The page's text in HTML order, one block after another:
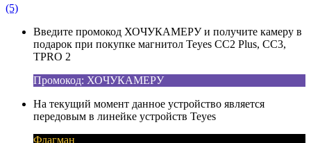
(5)
Введите промокод ХОЧУКАМЕРУ и получите камеру в
подарок при покупке магнитол Teyes CC2 Plus, CC3,
TPRO 2
Промокод: ХОЧУКАМЕРУ
На текущий момент данное устройство является
передовым в линейке устройств Teyes
Флагман